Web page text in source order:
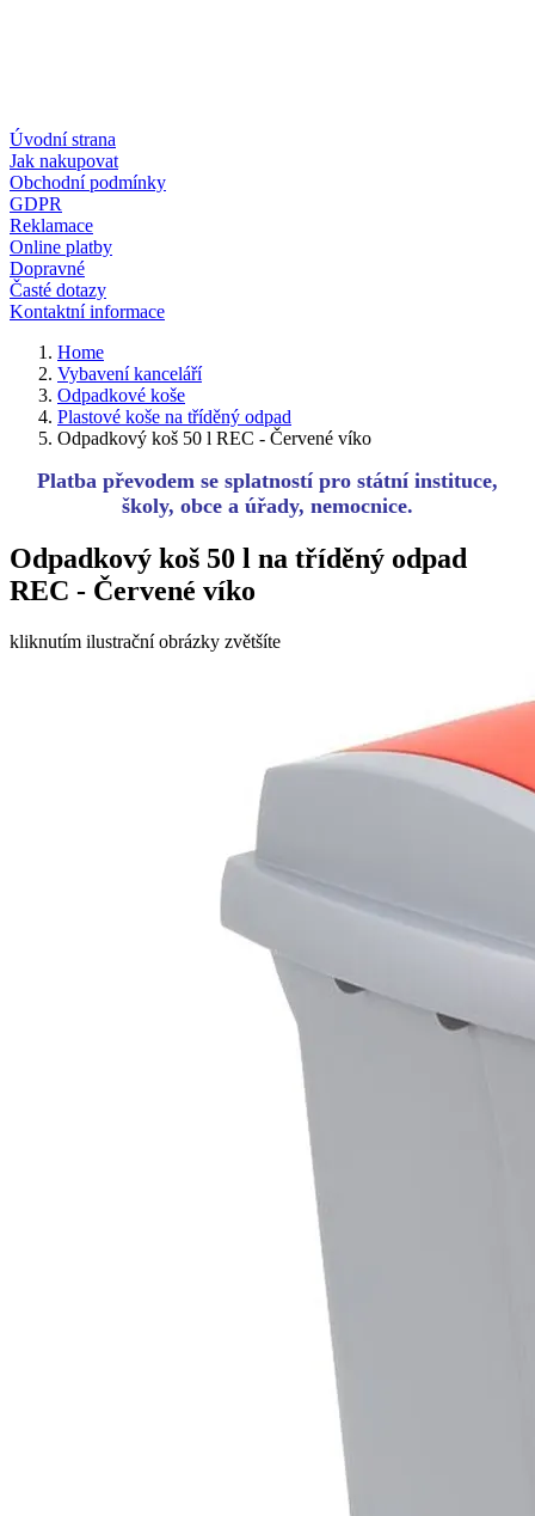
Úvodní strana
Jak nakupovat
Obchodní podmínky
GDPR
Reklamace
Online platby
Dopravné
Časté dotazy
Kontaktní informace
Home
Vybavení kanceláří
Odpadkové koše
Plastové koše na tříděný odpad
Odpadkový koš 50 l REC - Červené víko
Platba převodem se splatností pro státní instituce,
školy, obce a úřady, nemocnice.
Odpadkový koš 50 l na tříděný odpad
REC - Červené víko
kliknutím ilustrační obrázky zvětšíte